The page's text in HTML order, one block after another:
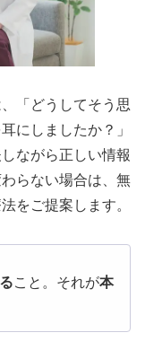
「どうしてそう思
にしましたか？」
ながら正しい情報
らない場合は、無
をご提案します。
こと。それが本